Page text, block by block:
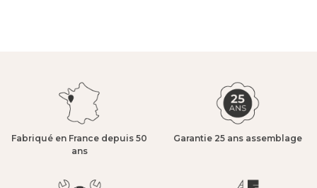
Fabriqué en France depuis 50
ans​
Garantie 25 ans assemblage​